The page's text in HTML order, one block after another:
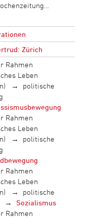
Zürich
Rahmen
Leben
politische
Rahmen
Leben
politische
Rahmen
Leben
politische
Sozialismus
Rahmen